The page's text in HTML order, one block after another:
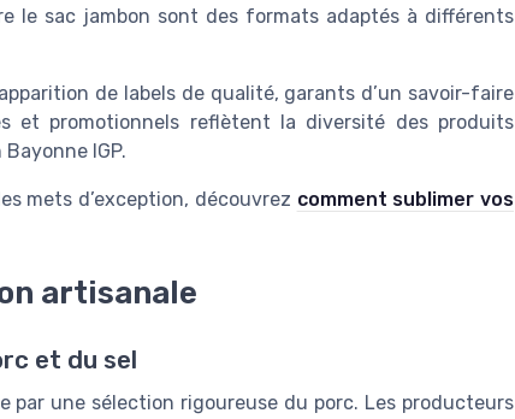
le sac jambon sont des formats adaptés à différents
de labels de qualité, garants d’un savoir-faire
et promotionnels reflètent la diversité des produits
IGP.
mets d’exception, découvrez comment sublimer vos
artisanale
et du sel
par une sélection rigoureuse du porc. Les producteurs